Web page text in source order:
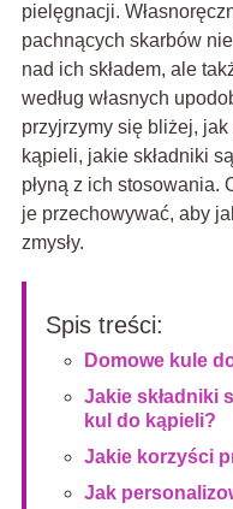
pielęgnacji.
pachnących skarbów
nad ich składem, ale
według własnych
przyjrzymy się bliżej,
kąpieli, jakie składniki
płyną z ich stosowania.
je przechowywać, aby
zmysły.
Spis treści:
Domowe kule
Jakie składniki
kul do kąpieli?
Jakie korzyści
Jak